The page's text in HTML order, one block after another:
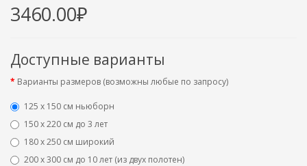
3460.00₽
Доступные варианты
Варианты размеров (возможны любые по запросу)
125 x 150 см ньюборн
150 х 220 см до 3 лет
180 х 250 см широкий
200 х 300 см до 10 лет (из двух полотен)